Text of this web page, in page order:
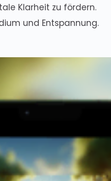
Klarheit zu fördern.
und Entspannung.